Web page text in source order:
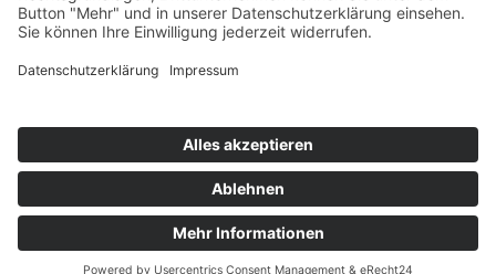
Copyright 2023. All rights reserved.